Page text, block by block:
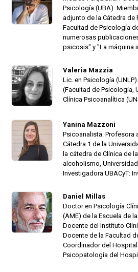
Psicología (UBA).
adjunto de la Cátedra de
Facultad de Psicología
numerosas
psicosis" y "La máquina
Valeria Mazzia
Lic. en Psicología
(Facultad de Psicología,
Clínica Psicoanalítica
Yanina Mazzoni
Psicoanalista. Profesora
Cátedra 1 de la
la cátedra de Clínica de
alcoholismo,
Investigadora UBACyT:
Daniel Millas
Doctor en Psicología
(AME) de la Escuela de
Docente del Instituto
Docente de la Facultad
Coordinador del
Psicopatología del